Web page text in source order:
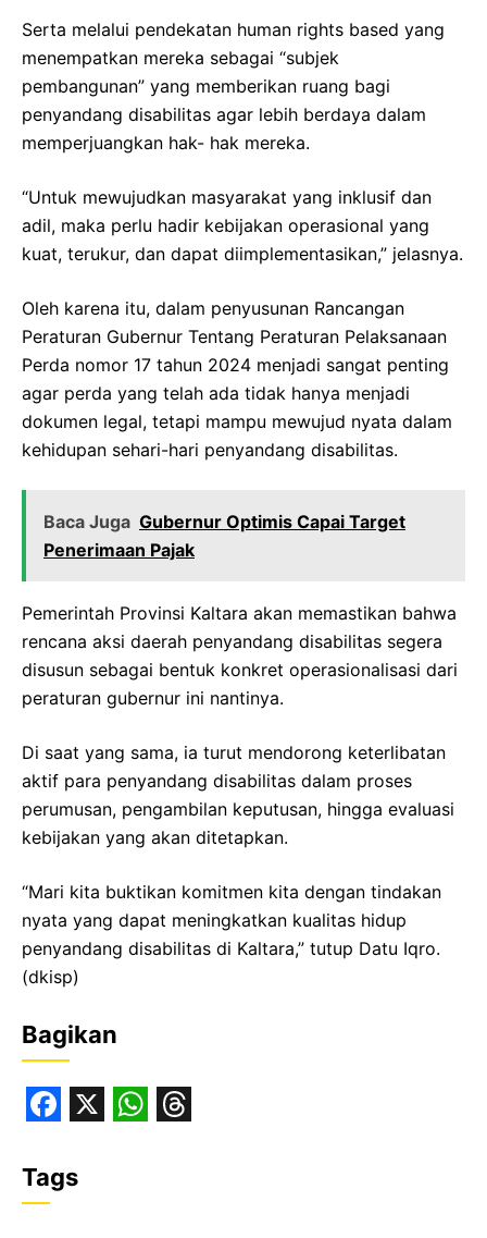
Serta melalui pendekatan human rights based yang
menempatkan mereka sebagai “subjek
pembangunan” yang memberikan ruang bagi
penyandang disabilitas agar lebih berdaya dalam
memperjuangkan hak- hak mereka.
“Untuk mewujudkan masyarakat yang inklusif dan
adil, maka perlu hadir kebijakan operasional yang
kuat, terukur, dan dapat diimplementasikan,” jelasnya.
Oleh karena itu, dalam penyusunan Rancangan
Peraturan Gubernur Tentang Peraturan Pelaksanaan
Perda nomor 17 tahun 2024 menjadi sangat penting
agar perda yang telah ada tidak hanya menjadi
dokumen legal, tetapi mampu mewujud nyata dalam
kehidupan sehari-hari penyandang disabilitas.
Baca Juga Gubernur Optimis Capai Target
Penerimaan Pajak
Pemerintah Provinsi Kaltara akan memastikan bahwa
rencana aksi daerah penyandang disabilitas segera
disusun sebagai bentuk konkret operasionalisasi dari
peraturan gubernur ini nantinya.
Di saat yang sama, ia turut mendorong keterlibatan
aktif para penyandang disabilitas dalam proses
perumusan, pengambilan keputusan, hingga evaluasi
kebijakan yang akan ditetapkan.
“Mari kita buktikan komitmen kita dengan tindakan
nyata yang dapat meningkatkan kualitas hidup
penyandang disabilitas di Kaltara,” tutup Datu Iqro.
(dkisp)
Bagikan
a
c
Tags